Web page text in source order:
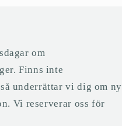
om
Finns inte
underrättar vi dig om ny
Vi reserverar oss för